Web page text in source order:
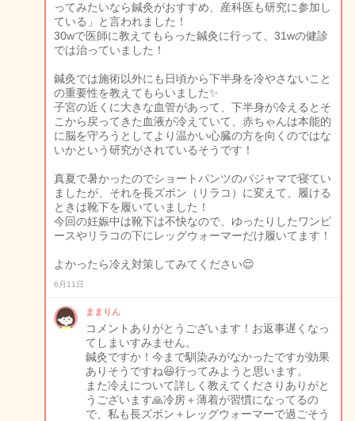
ってみたいなら鍼灸がおすすめ、産科医も研究に参加し
ている」と言われました！
30wで医師に教えてもらった鍼灸に行って、31wの健診
では治っていました！
鍼灸では施術以外にも日頃から下半身を冷やさないこと
の重要性を教えてもらいました✨
子宮の近くに大きな血管があって、下半身が冷えるとそ
こから戻ってきた血液が冷えていて、赤ちゃんは本能的
に脳を守ろうとしてより温かい心臓の方を向くのではな
いかという研究がされているそうです！
真夏で暑かったのでショートパンツのパジャマで寝てい
ましたが、それを長ズボン（リラコ）に変えて、履ける
ときは靴下を履いていました！
今回の妊娠中は靴下は不快なので、ゆったりしたワンピ
ースやリラコの下にレッグウォーマーだけ履いてます！
よかったら冷え対策してみてください😌
6月11日
ままりん
コメントありがとうございます！お返事遅くなっ
てしまいすみません。
鍼灸ですか！今まで馴染みがなかったですが効果
ありそうですね😆行ってみようと思います。
また冷えについて詳しく教えてくださりありがと
うございます🙏冷房＋薄着が習慣になってるの
で、私も長ズボン＋レッグウォーマーで過ごそう